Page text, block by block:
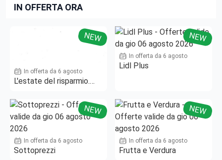
IN OFFERTA ORA
NEW
In offerta da 6 agosto
L'estate del risparmio.
NEW
In offerta da 6 agosto
Lidl Plus
NEW
In offerta da 6 agosto
Sottoprezzi
NEW
In offerta da 6 agosto
Frutta e Verdura